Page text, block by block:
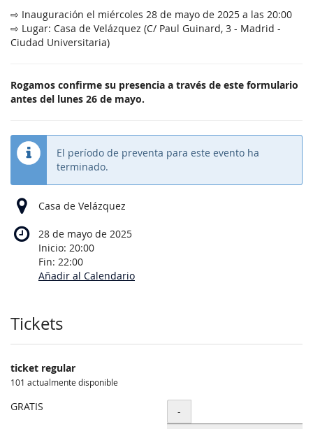
⇨ Inauguración el miércoles 28 de mayo de 2025 a las 20:00
⇨ Lugar: Casa de Velázquez (C/ Paul Guinard, 3 - Madrid -
Ciudad Universitaria)
Rogamos confirme su presencia a través de este formulario
antes del lunes 26 de mayo.
El período de preventa para este evento ha
terminado.
Casa de Velázquez
28 de mayo de 2025
Inicio: 20:00
Fin: 22:00
Añadir al Calendario
Productos
Tickets
ticket regular
101 actualmente disponible
GRATIS Cantidad
-